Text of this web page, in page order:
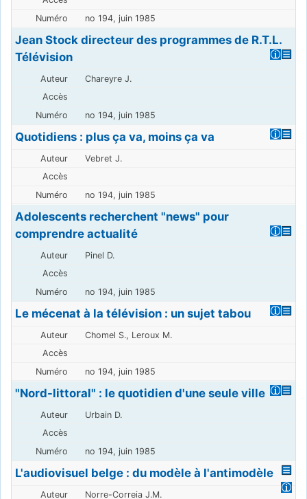
no 194, juin 1985
Jean Stock directeur des programmes de R.T.L.
Télévision
Chareyre J.
no 194, juin 1985
Quotidiens : plus ça va, moins ça va
Vebret J.
no 194, juin 1985
Adolescents recherchent "news" pour
comprendre actualité
Pinel D.
no 194, juin 1985
Le mécenat à la télévision : un sujet tabou
Chomel S., Leroux M.
no 194, juin 1985
"Nord-littoral" : le quotidien d'une seule ville
Urbain D.
no 194, juin 1985
L'audiovisuel belge : du modèle à l'antimodèle
Norre-Correia J.M.